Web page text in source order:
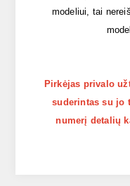
modeliui, tai
Pirkėjas privalo
suderintas su jo
numerį detalių